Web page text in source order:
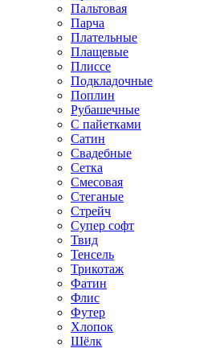
Пальтовая
Парча
Плательные
Плащевые
Плиссе
Подкладочные
Поплин
Рубашечные
С пайетками
Сатин
Свадебные
Сетка
Смесовая
Стеганые
Стрейч
Супер софт
Твид
Тенсель
Трикотаж
Фатин
Флис
Футер
Хлопок
Шёлк